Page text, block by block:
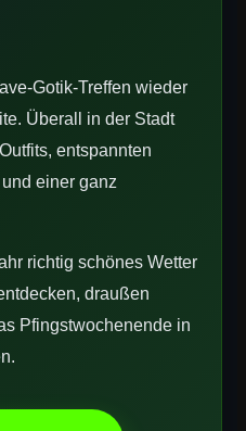
Gotik-Treffen wieder
Überall in der Stadt
entspannten
einer ganz
richtig schönes Wetter
draußen
Pfingstwochenende in